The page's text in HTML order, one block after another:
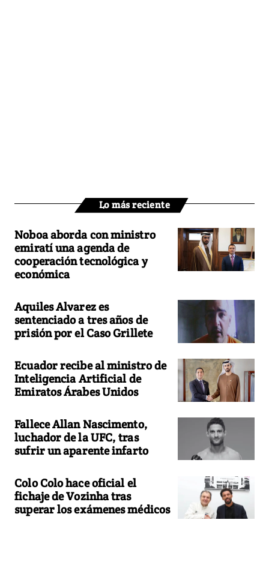
Lo más reciente
Noboa aborda con ministro
emiratí una agenda de
cooperación tecnológica y
económica
Aquiles Alvarez es
sentenciado a tres años de
prisión por el Caso Grillete
Ecuador recibe al ministro de
Inteligencia Artificial de
Emiratos Árabes Unidos
Fallece Allan Nascimento,
luchador de la UFC, tras
sufrir un aparente infarto
Colo Colo hace oficial el
fichaje de Vozinha tras
superar los exámenes médicos